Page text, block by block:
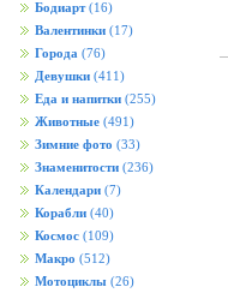
Бодиарт (16)
Валентинки (17)
Города (76)
Девушки (411)
Еда и напитки (255)
Животные (491)
Зимние фото (33)
Знаменитости (236)
Календари (7)
Корабли (40)
Космос (109)
Макро (512)
Мотоциклы (26)